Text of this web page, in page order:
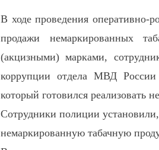
В ходе проведения оперативно-
продажи немаркированных
(акцизными) марками,
коррупции отдела МВД России
который готовился реализовать
Сотрудники полиции
немаркированную табачную